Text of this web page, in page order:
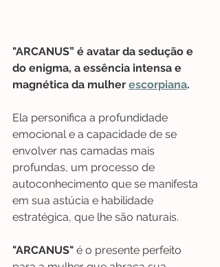
"ARCANUS” é avatar da sedução e
do enigma, a essência intensa e
magnética da mulher escorpiana.
Ela personifica a profundidade
emocional e a capacidade de se
envolver nas camadas mais
profundas, um processo de
autoconhecimento que se manifesta
em sua astúcia e habilidade
estratégica, que lhe são naturais.
"ARCANUS" é o presente perfeito